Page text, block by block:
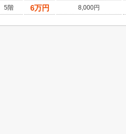
5階
6万円 8,000円